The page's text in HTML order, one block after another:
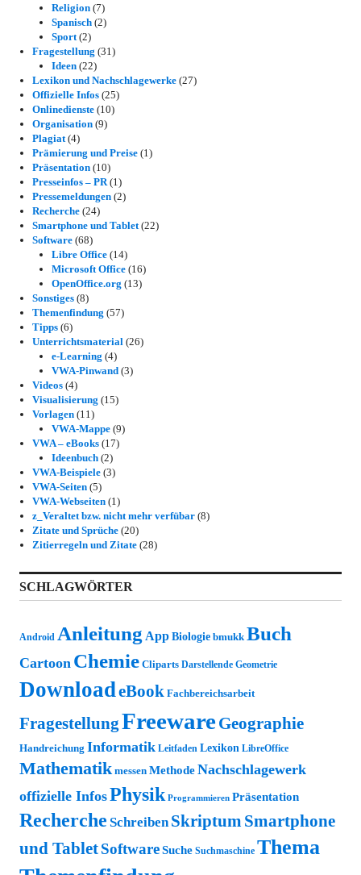
Religion (7)
Spanisch (2)
Sport(2)
Fragestellung (31)
Ideen (22)
Lexikon und Nachschlagewerke (27)
Offizielle Infos (25)
Onlinedienste (10)
Organisation (9)
Plagiat(4)
Prämierung und Preise (1)
Präsentation (10)
Presseinfos – PR(1)
Pressemeldungen (2)
Recherche (24)
Smartphone und Tablet(22)
Software (68)
Libre Office (14)
Microsoft Office (16)
OpenOffice.org (13)
Sonstiges (8)
Themenfindung (57)
Tipps (6)
Unterrichtsmaterial (26)
e-Learning (4)
VWA-Pinwand (3)
Videos (4)
Visualisierung (15)
Vorlagen (11)
VWA-Mappe (9)
VWA – eBooks (17)
Ideenbuch (2)
VWA-Beispiele (3)
VWA-Seiten (5)
VWA-Webseiten (1)
z_Veraltet bzw. nicht mehr verfübar (8)
Zitate und Sprüche (20)
Zitierregeln und Zitate (28)
SCHLAGWÖRTER
Android Anleitung AppBiologie bmukk Buch
Cartoon Chemie Cliparts Darstellende Geometrie
DownloadeBook Fachbereichsarbeit
FragestellungFreewareGeographie
Handreichung Informatik Leitfaden Lexikon LibreOffice
Mathematik messen MethodeNachschlagewerk
offizielle InfosPhysik Programmieren Präsentation
Recherche Schreiben Skriptum Smartphone
und TabletSoftwareSuche Suchmaschine Thema